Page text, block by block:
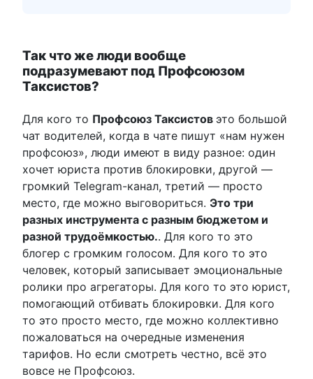
Так что же люди вообще
подразумевают под Профсоюзом
Таксистов?
Для кого то Профсоюз Таксистов это большой
чат водителей, когда в чате пишут «нам нужен
профсоюз», люди имеют в виду разное: один
хочет юриста против блокировки, другой —
громкий Telegram-канал, третий — просто
место, где можно выговориться. Это три
разных инструмента с разным бюджетом и
разной трудоёмкостью.. Для кого то это
блогер с громким голосом. Для кого то это
человек, который записывает эмоциональные
ролики про агрегаторы. Для кого то это юрист,
помогающий отбивать блокировки. Для кого
то это просто место, где можно коллективно
пожаловаться на очередные изменения
тарифов. Но если смотреть честно, всё это
вовсе не Профсоюз.